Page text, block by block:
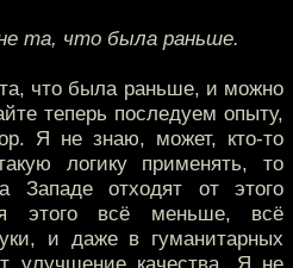
та, что была раньше.
что была раньше, и можно
теперь последуем опыту,
Я не знаю, может, кто-то
логику применять, то
Западе отходят от этого
этого всё меньше, всё
и даже в гуманитарных